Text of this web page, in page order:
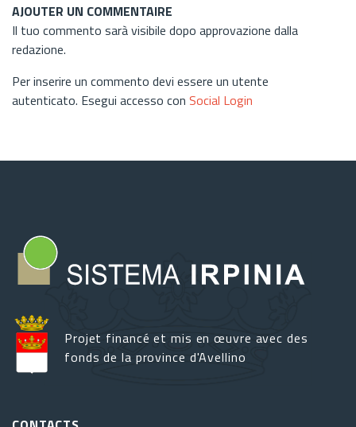
AJOUTER UN COMMENTAIRE
Il tuo commento sarà visibile dopo approvazione dalla
redazione.
Per inserire un commento devi essere un utente
autenticato. Esegui accesso con Social Login
Projet financé et mis en œuvre avec des
fonds de la province d'Avellino